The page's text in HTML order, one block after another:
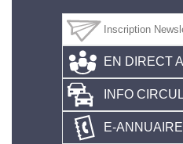
EN DIRECT
INFO
E-ANNUAIRE